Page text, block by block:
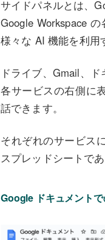
サイドパネルとは、
Google Workspace
様々な AI 機能を利用
ドライブ、Gmail、
各サービスの右側に
話できます。
それぞれのサービス
スプレッドシートで
Google ドキュメント